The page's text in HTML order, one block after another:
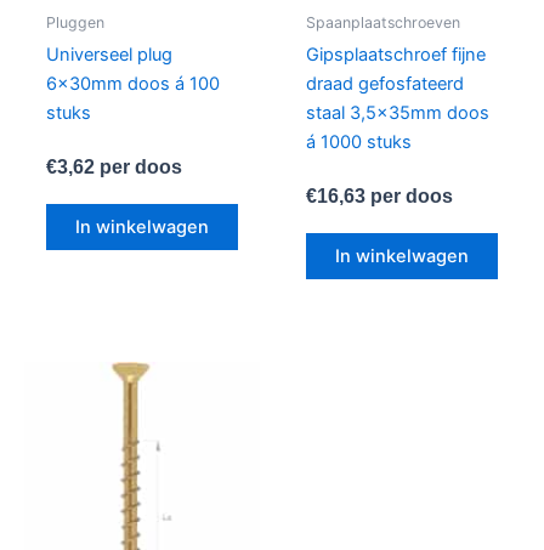
Pluggen
Universeel plug
6x30mm doos á 100
stuks
€3,62per doos
In winkelwagen
Spaanplaatschroeven
Gipsplaatschroef fijne
draad gefosfateerd
staal 3,5x35mm doos
á 1000 stuks
€16,63per doos
In winkelwagen